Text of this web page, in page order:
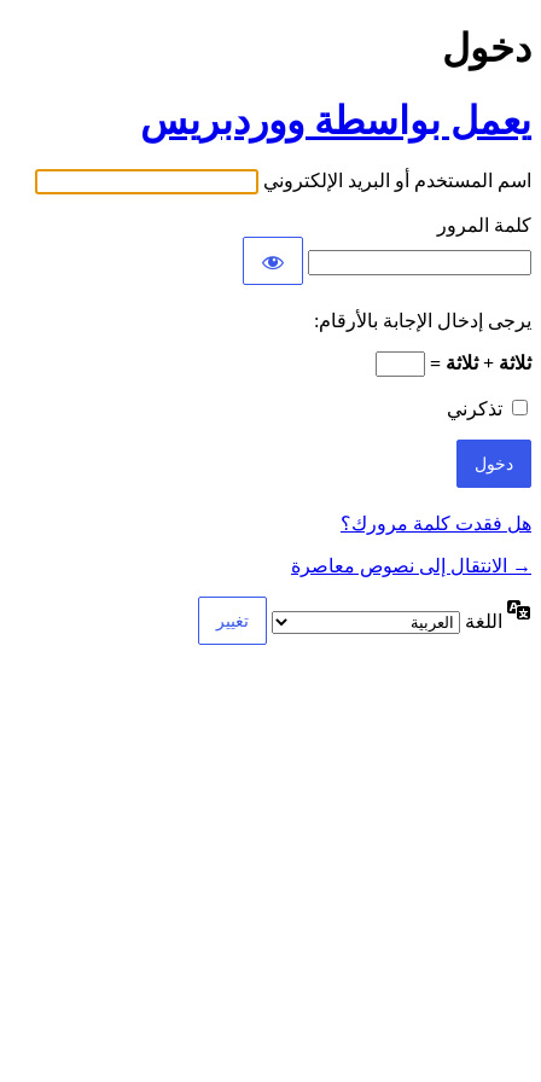
دخول
يعمل بواسطة ووردبريس
اسم المستخدم أو البريد الإلكتروني
كلمة المرور
يرجى إدخال الإجابة بالأرقام:
ثلاثة + ثلاثة =
تذكرني
هل فقدت كلمة مرورك؟
→ الانتقال إلى نصوص معاصرة
اللغة